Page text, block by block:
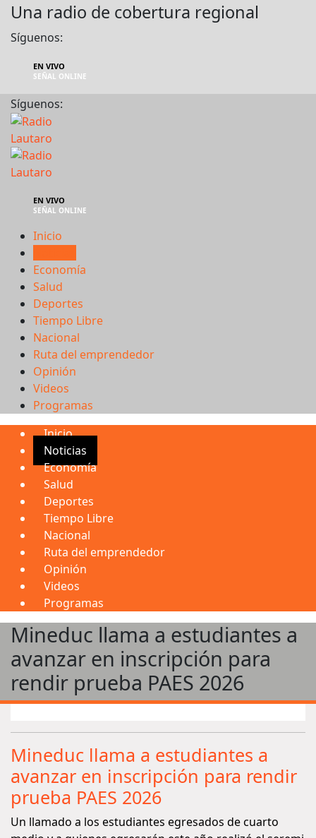
Una radio de cobertura regional
Síguenos:
EN VIVO
SEÑAL ONLINE
Síguenos:
EN VIVO
SEÑAL ONLINE
Inicio
Economía
Salud
Deportes
Tiempo Libre
Nacional
Ruta del emprendedor
Opinión
Videos
Programas
Inicio
Noticias
Economía
Salud
Deportes
Tiempo Libre
Nacional
Ruta del emprendedor
Opinión
Videos
Programas
Mineduc llama a estudiantes a
avanzar en inscripción para
rendir prueba PAES 2026
Mineduc llama a estudiantes a
avanzar en inscripción para rendir
prueba PAES 2026
Un llamado a los estudiantes egresados de cuarto